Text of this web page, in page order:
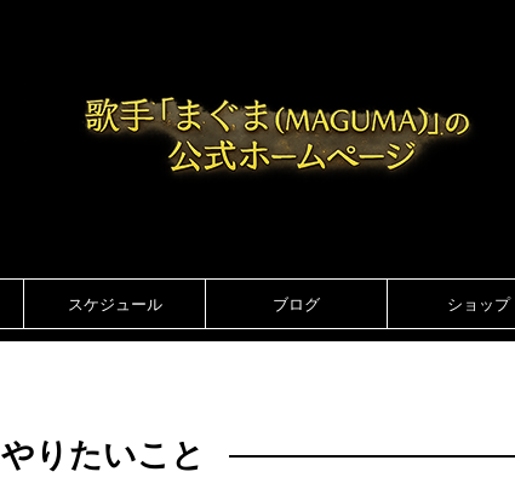
スケジュール ブログ ショップ
やりたいこと